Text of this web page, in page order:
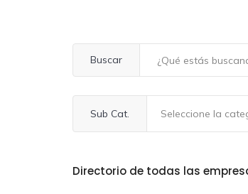
Buscar
Sub Cat.
Directorio de todas las